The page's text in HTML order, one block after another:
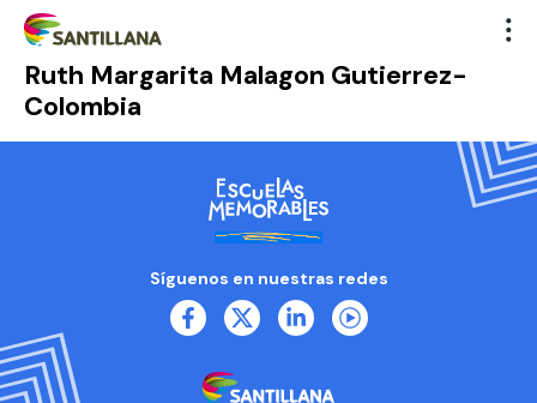
Ruth Margarita Malagon Gutierrez-
Colombia
Síguenos en nuestras redes